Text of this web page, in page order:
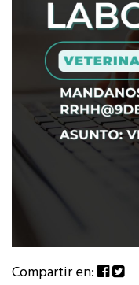
Compartir en: